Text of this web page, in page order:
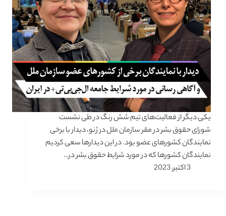
یکی دیگر از فعالیت‌های تیم شش رنگ در طی نشست
شورای حقوق بشر در مقر سازمان ملل در ژنو، دیدار با برخی
نمایندگان کشورهای عضو بود. در این دیدارها سعی کردیم
نمایندگان کشورها که در مورد شرایط حقوق بشر در…
3 اکتبر, 2023